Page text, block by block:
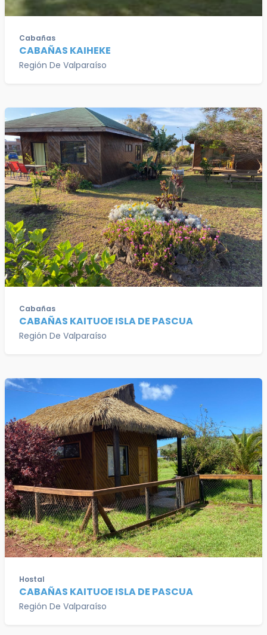
Cabañas
CABAÑAS KAIHEKE
Región De Valparaíso
Cabañas
CABAÑAS KAITUOE ISLA DE PASCUA
Región De Valparaíso
Hostal
CABAÑAS KAITUOE ISLA DE PASCUA
Región De Valparaíso